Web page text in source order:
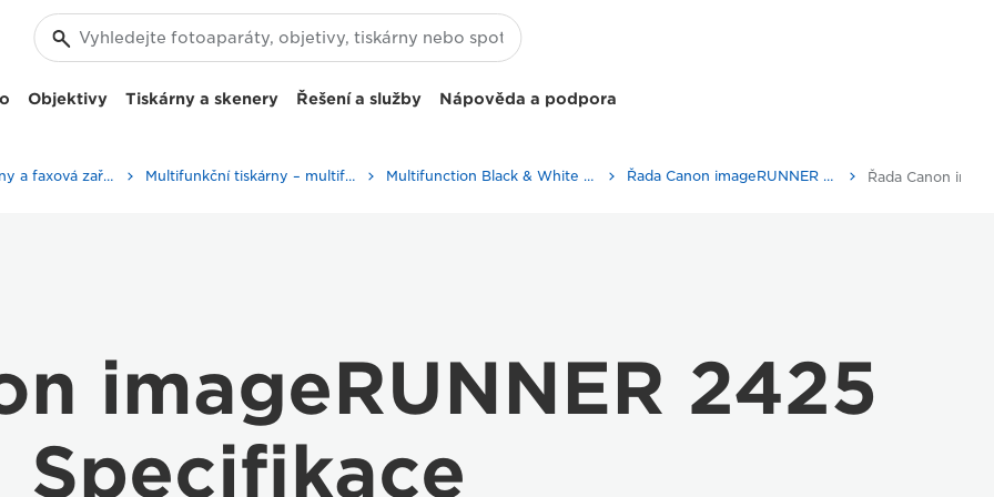
Objektivy Tiskárny a skenery Řešení a služby Nápověda a podpora
Firemní tiskárny a faxová zařízení Multifunkční tiskárny – multifunkční tiskárny Multifunction Black & White Printers Řada Canon imageRUNNER 2425
imageRUNNER 2425
Specifikace